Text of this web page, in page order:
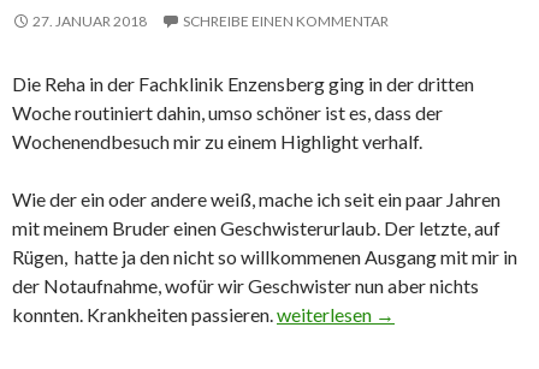
27. JANUAR 2018 SCHREIBE EINEN KOMMENTAR
Die Reha in der Fachklinik Enzensberg ging in der dritten
Woche routiniert dahin, umso schöner ist es, dass der
Wochenendbesuch mir zu einem Highlight verhalf.
Wie der ein oder andere weiß, mache ich seit ein paar Jahren
mit meinem Bruder einen Geschwisterurlaub. Der letzte, auf
Rügen, hatte ja den nicht so willkommenen Ausgang mit mir in
der Notaufnahme, wofür wir Geschwister nun aber nichts
konnten. Krankheiten passieren.Rehatagebuch Woche drei,
weiterlesen →